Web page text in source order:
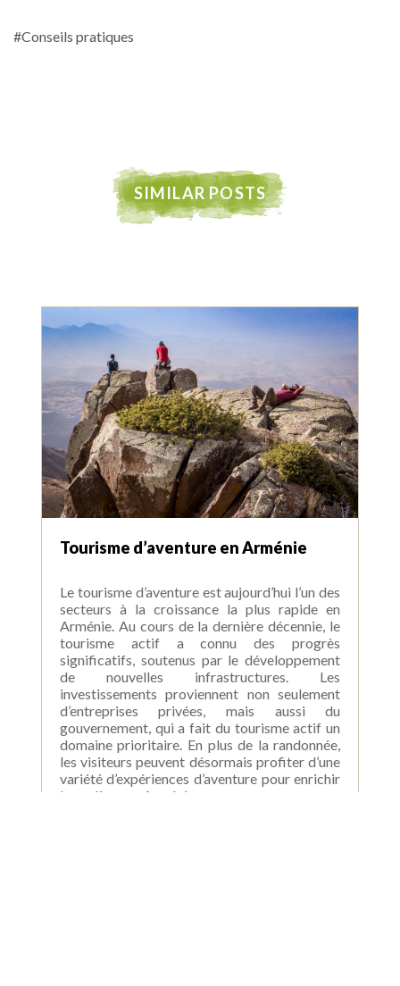
#Conseils pratiques
SIMILAR POSTS
Tourisme d’aventure en Arménie
Le tourisme d’aventure est aujourd’hui l’un des
secteurs à la croissance la plus rapide en
Arménie. Au cours de la dernière décennie, le
tourisme actif a connu des progrès
significatifs, soutenus par le développement
de nouvelles infrastructures. Les
investissements proviennent non seulement
d’entreprises privées, mais aussi du
gouvernement, qui a fait du tourisme actif un
domaine prioritaire. En plus de la randonnée,
les visiteurs peuvent désormais profiter d’une
variété d’expériences d’aventure pour enrichir
leur séjour en Arménie.